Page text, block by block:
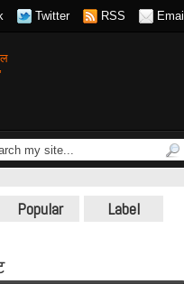
Twitter RSS Email
Popular Label